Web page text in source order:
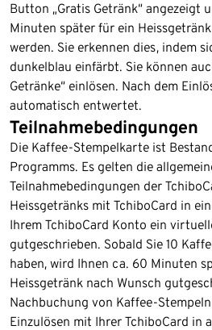
Button „Gratis Getränk“ angezeigt
Minuten später für ein
werden. Sie erkennen dies, indem
dunkelblau einfärbt. Sie können
Getränke“ einlösen. Nach dem
automatisch entwertet.
Teilnahmebedingungen
Die Kaffee-Stempelkarte ist
Programms. Es gelten die
Teilnahmebedingungen der
Heissgetränks mit TchiboCard in
Ihrem TchiboCard Konto ein
gutgeschrieben. Sobald Sie 10
haben, wird Ihnen ca. 60 Minuten
Heissgetränk nach Wunsch
Nachbuchung von Kaffee-
Einzulösen mit Ihrer TchiboCard in